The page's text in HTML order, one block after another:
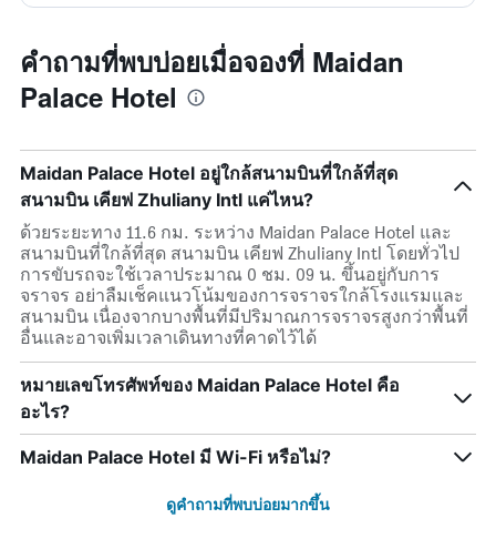
คำถามที่พบบ่อยเมื่อจองที่ Maidan
Palace Hotel
Maidan Palace Hotel อยู่ใกล้สนามบินที่ใกล้ที่สุด
สนามบิน เคียฟ Zhuliany Intl แค่ไหน?
ด้วยระยะทาง 11.6 กม. ระหว่าง Maidan Palace Hotel และ
สนามบินที่ใกล้ที่สุด สนามบิน เคียฟ Zhuliany Intl โดยทั่วไป
การขับรถจะใช้เวลาประมาณ 0 ชม. 09 น. ขึ้นอยู่กับการ
จราจร อย่าลืมเช็คแนวโน้มของการจราจรใกล้โรงแรมและ
สนามบิน เนื่องจากบางพื้นที่มีปริมาณการจราจรสูงกว่าพื้นที่
อื่นและอาจเพิ่มเวลาเดินทางที่คาดไว้ได้
หมายเลขโทรศัพท์ของ Maidan Palace Hotel คือ
อะไร?
Maidan Palace Hotel มี Wi-Fi หรือไม่?
ดูคำถามที่พบบ่อยมากขึ้น